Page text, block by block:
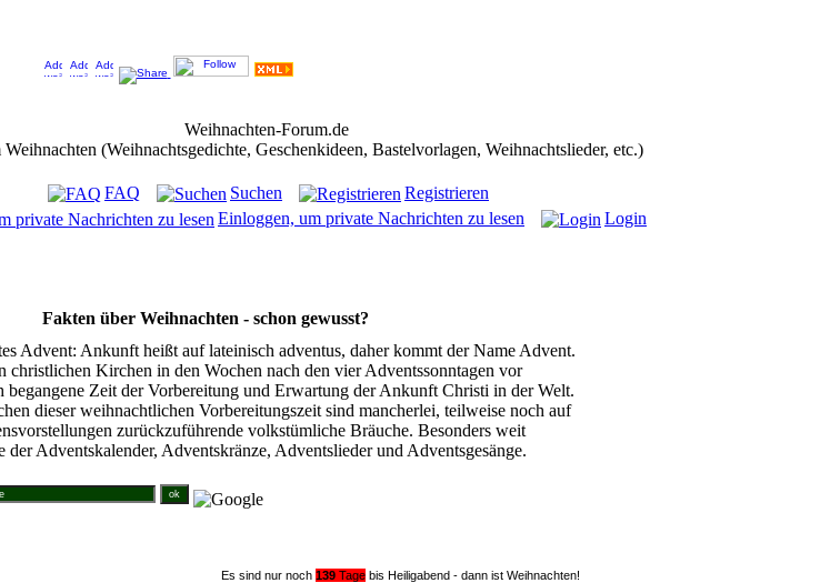
Weihnachten-Forum.de
(Weihnachtsgedichte, Geschenkideen, Bastelvorlagen, Weihnachtslieder, etc.)
FAQ Suchen
Registrieren
Einloggen, um private Nachrichten zu lesen
Login
Fakten über Weihnachten - schon gewusst?
Advent: Ankunft heißt auf lateinisch adventus, daher kommt der Name Advent.
christlichen Kirchen in den Wochen nach den vier Adventssonntagen vor
begangene Zeit der Vorbereitung und Erwartung der Ankunft Christi in der Welt.
dieser weihnachtlichen Vorbereitungszeit sind mancherlei, teilweise noch auf
zurückzuführende volkstümliche Bräuche. Besonders weit
der Adventskalender, Adventskränze, Adventslieder und Adventsgesänge.
Es sind nur noch 139 Tage bis Heiligabend - dann ist Weihnachten!